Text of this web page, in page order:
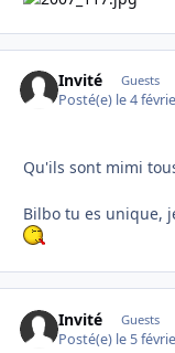
Invité Guests
Posté(e) le 4
Qu'ils sont mimi
Bilbo tu es unique,
Invité Guests
Posté(e) le 5